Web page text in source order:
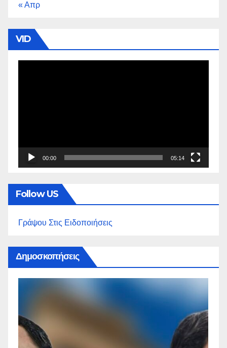
« Απρ
VID
00:00 05:14
Follow US
Γράψου Στις Ειδοποιήσεις
Δημοσκοπήσεις